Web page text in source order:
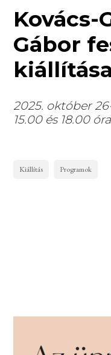
Kovács-
Gábor
kiállítása
2025. október
15.00 és 18.00
Kiállítás Programok